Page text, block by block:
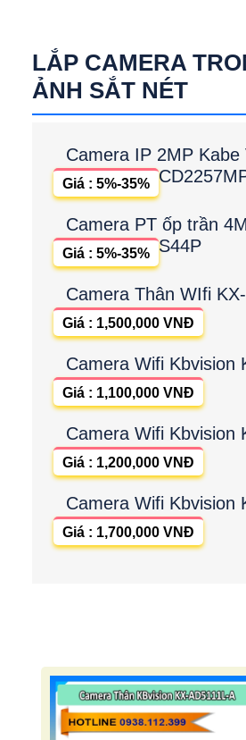
LẮP CAMERA
ẢNH SẮT NÉT
Camera IP 2MP Kabe
Giá : 5%-35%
Camera PT ốp trần
S44P
Giá : 5%-35%
Camera Thân WIfi
Giá : 1,500,000 VNĐ
Camera Wifi Kbvision
Giá : 1,100,000 VNĐ
Camera Wifi Kbvision
Giá : 1,200,000 VNĐ
Camera Wifi Kbvision
Giá : 1,700,000 VNĐ